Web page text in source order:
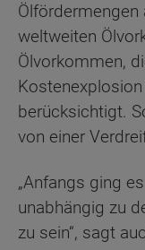
weltweiten
Ölvorkommen,
berücksichtigt.
von einer
„Anfangs ging
unabhängig zu
zu sein“, sagt